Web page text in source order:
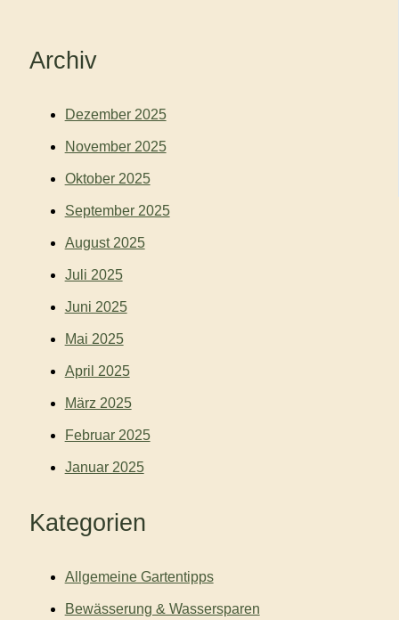
Archiv
Dezember 2025
November 2025
Oktober 2025
September 2025
August 2025
Juli 2025
Juni 2025
Mai 2025
April 2025
März 2025
Februar 2025
Januar 2025
Kategorien
Allgemeine Gartentipps
Bewässerung & Wassersparen